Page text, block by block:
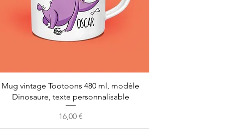
Mug vintage Tootoons 480 ml, modèle
Dinosaure, texte personnalisable
Prix
16,00 €